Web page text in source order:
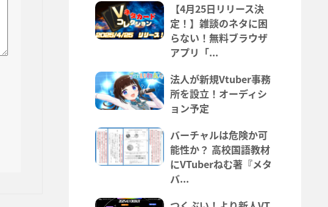
【4月25日リリース決
定！】雑談のネタに困
らない！無料ブラウザ
アプリ「...
法人が新規Vtuber事務
所を設立！オーディシ
ョン予定
バーチャルは危険か可
能性か？ 高校国語教材
にVTuberねむ著『メタ
バ...